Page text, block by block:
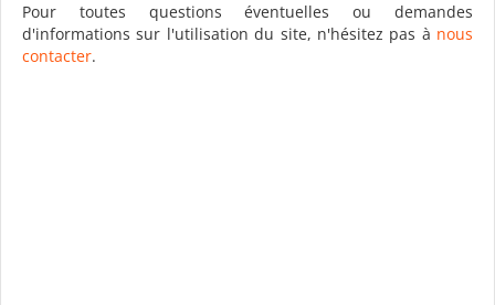
Pour toutes questions éventuelles ou demandes
d'informations sur l'utilisation du site, n'hésitez pas à nous
contacter.